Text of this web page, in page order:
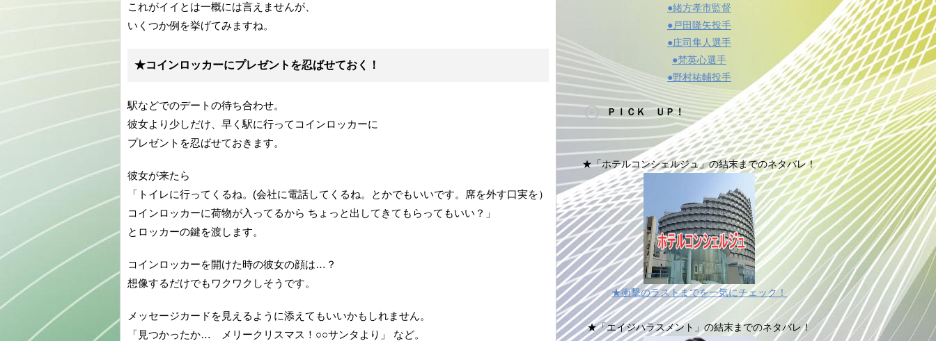
これがイイとは一概には言えませんが、
いくつか例を挙げてみますね。
★コインロッカーにプレゼントを忍ばせておく！
駅などでのデートの待ち合わせ。
彼女より少しだけ、早く駅に行ってコインロッカーに
プレゼントを忍ばせておきます。
彼女が来たら
「トイレに行ってくるね。(会社に電話してくるね。とかでもいいです。席を外す口実を）
コインロッカーに荷物が入ってるから ちょっと出してきてもらってもいい？」
とロッカーの鍵を渡します。
コインロッカーを開けた時の彼女の顔は…？
想像するだけでもワクワクしそうです。
メッセージカードを見えるように添えてもいいかもしれません。
「見つかったか… メリークリスマス！○○サンタより」 など。
●緒方孝市監督
●戸田隆矢投手
●庄司隼人選手
●梵英心選手
●野村祐輔投手
ＰＩＣＫ ＵＰ！
★「ホテルコンシェルジュ」の結末までのネタバレ！
★衝撃のラストまでを一気にチェック！
★「エイジハラスメント」の結末までのネタバレ！